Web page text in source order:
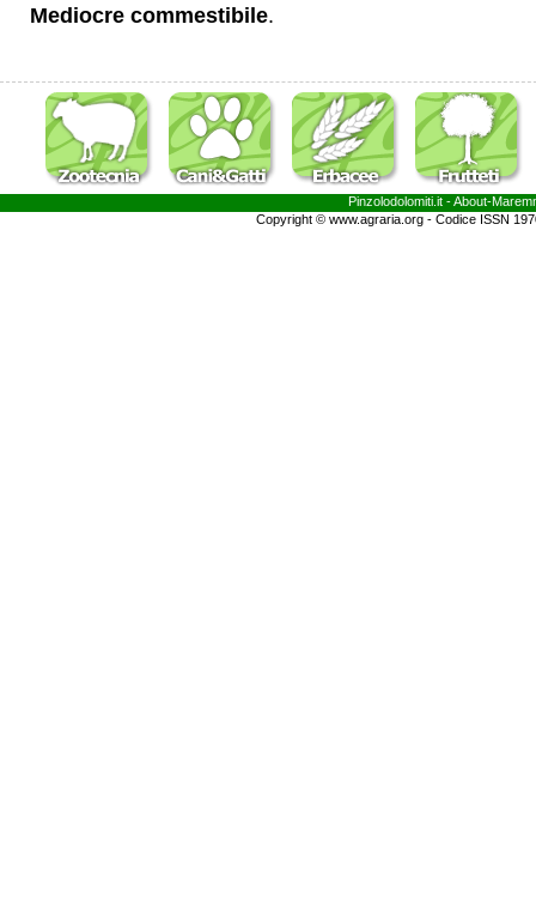
Mediocre commestibile.
Pinzolodolomiti.it - About-
Copyright © www.agraria.org - Codice ISSN